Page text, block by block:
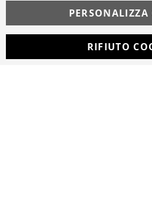
© Copyright MAV Arreda s.r.l. |
Via Galileo Galilei,
PERSONALIZZA
RIFIUTO